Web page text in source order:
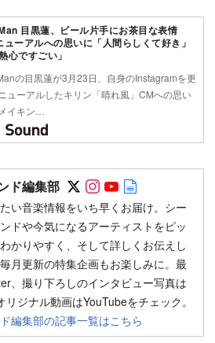
目黒蓮、ビール片手にお茶目な表情
ューアルへの思いに「人間らしくて好き」
心ですごい」
の目黒蓮が3月23日、自身のInstagramを更
ューアルしたキリン「晴れ風」CMへの思い
イキン…
ド編集部 Follow on SNS
Follow on SNS
Follow on
い音楽情報をいち早くお届け。シー
ドや今気になるアーティストをピッ
かりやすく、そして詳しくお伝えし
月更新の特集企画もお楽しみに。最
、撮り下ろしのインタビュー写真は
ジナル動画はYouTubeをチェック。
編集部の記事一覧はこちら